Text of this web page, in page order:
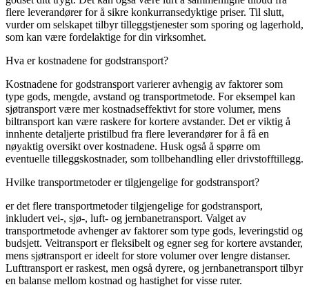
flere leverandører for å sikre konkurransedyktige priser. Til slutt,
vurder om selskapet tilbyr tilleggstjenester som sporing og lagerhold,
som kan være fordelaktige for din virksomhet.
Hva er kostnadene for godstransport?
Kostnadene for godstransport varierer avhengig av faktorer som
type gods, mengde, avstand og transportmetode. For eksempel kan
sjøtransport være mer kostnadseffektivt for store volumer, mens
biltransport kan være raskere for kortere avstander. Det er viktig å
innhente detaljerte pristilbud fra flere leverandører for å få en
nøyaktig oversikt over kostnadene. Husk også å spørre om
eventuelle tilleggskostnader, som tollbehandling eller drivstofftillegg.
Hvilke transportmetoder er tilgjengelige for godstransport?
er det flere transportmetoder tilgjengelige for godstransport,
inkludert vei-, sjø-, luft- og jernbanetransport. Valget av
transportmetode avhenger av faktorer som type gods, leveringstid og
budsjett. Veitransport er fleksibelt og egner seg for kortere avstander,
mens sjøtransport er ideelt for store volumer over lengre distanser.
Lufttransport er raskest, men også dyrere, og jernbanetransport tilbyr
en balanse mellom kostnad og hastighet for visse ruter.